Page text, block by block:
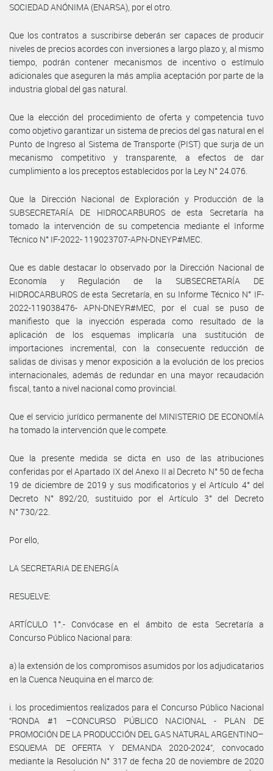
SOCIEDAD ANÓNIMA (ENARSA), por el otro.
Que los contratos a suscribirse deberán ser capaces de producir
niveles de precios acordes con inversiones a largo plazo y, al mismo
tiempo, podrán contener mecanismos de incentivo o estímulo
adicionales que aseguren la más amplia aceptación por parte de la
industria global del gas natural.
Que la elección del procedimiento de oferta y competencia tuvo
como objetivo garantizar un sistema de precios del gas natural en el
Punto de Ingreso al Sistema de Transporte (PIST) que surja de un
mecanismo competitivo y transparente, a efectos de dar
cumplimiento a los preceptos establecidos por la Ley N° 24.076.
Que la Dirección Nacional de Exploración y Producción de la
SUBSECRETARÍA DE HIDROCARBUROS de esta Secretaría ha
tomado la intervención de su competencia mediante el Informe
Técnico N° IF-2022- 119023707-APN-DNEYP#MEC.
Que es dable destacar lo observado por la Dirección Nacional de
Economía y Regulación de la SUBSECRETARÍA DE
HIDROCARBUROS de esta Secretaría, en su Informe Técnico N° IF-
2022-119038476- APN-DNEYR#MEC, por el cual se puso de
manifiesto que la inyección esperada como resultado de la
aplicación de los esquemas implicaría una sustitución de
importaciones incremental, con la consecuente reducción de
salidas de divisas y menor exposición a la evolución de los precios
internacionales, además de redundar en una mayor recaudación
fiscal, tanto a nivel nacional como provincial.
Que el servicio jurídico permanente del MINISTERIO DE ECONOMÍA
ha tomado la intervención que le compete.
Que la presente medida se dicta en uso de las atribuciones
conferidas por el Apartado IX del Anexo II al Decreto N° 50 de fecha
19 de diciembre de 2019 y sus modificatorios y el Artículo 4° del
Decreto N° 892/20, sustituido por el Artículo 3° del Decreto
N° 730/22.
Por ello,
LA SECRETARIA DE ENERGÍA
RESUELVE:
ARTÍCULO 1°.- Convócase en el ámbito de esta Secretaría a
Concurso Público Nacional para:
a) la extensión de los compromisos asumidos por los adjudicatarios
en la Cuenca Neuquina en el marco de:
i. los procedimientos realizados para el Concurso Público Nacional
“RONDA #1 –CONCURSO PÚBLICO NACIONAL - PLAN DE
PROMOCIÓN DE LA PRODUCCIÓN DEL GAS NATURAL ARGENTINO–
ESQUEMA DE OFERTA Y DEMANDA 2020-2024”, convocado
mediante la Resolución N° 317 de fecha 20 de noviembre de 2020